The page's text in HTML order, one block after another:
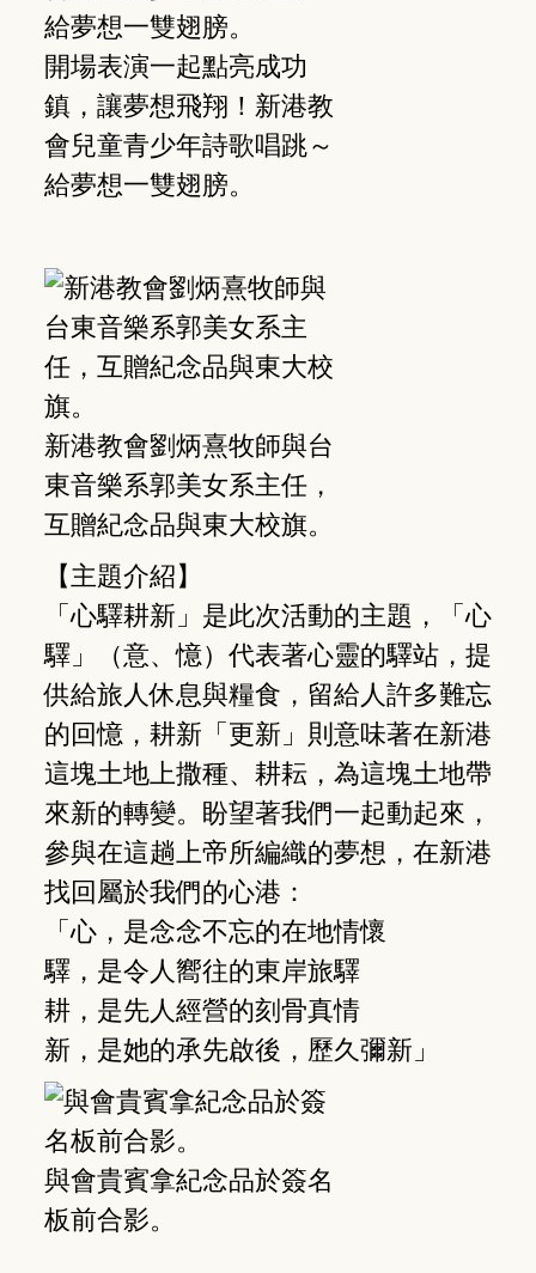
開場表演一起點亮成功
鎮，讓夢想飛翔！新港教
會兒童青少年詩歌唱跳～
給夢想一雙翅膀。
新港教會劉炳熹牧師與台
東音樂系郭美女系主任，
互贈紀念品與東大校旗。
【主題介紹】
「心驛耕新」是此次活動的主題，「心
驛」（意、憶）代表著心靈的驛站，提
供給旅人休息與糧食，留給人許多難忘
的回憶，耕新「更新」則意味著在新港
這塊土地上撒種、耕耘，為這塊土地帶
來新的轉變。盼望著我們一起動起來，
參與在這趟上帝所編織的夢想，在新港
找回屬於我們的心港：
「心，是念念不忘的在地情懷
驛，是令人嚮往的東岸旅驛
耕，是先人經營的刻骨真情
新，是她的承先啟後，歷久彌新」
與會貴賓拿紀念品於簽名
板前合影。